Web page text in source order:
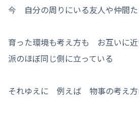
今 自分の周りにいる友人や仲間
育った環境も考え方も お互いに
派のほぼ同じ側に立っている
それゆえに 例えば 物事の考え方